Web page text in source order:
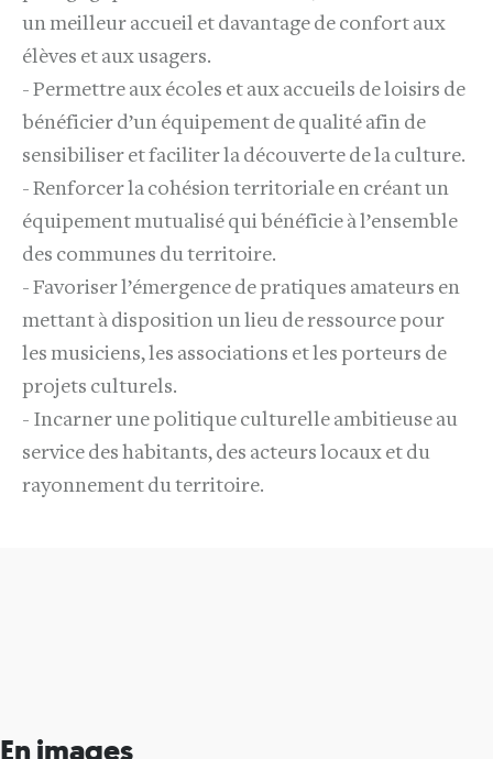
un meilleur accueil et davantage de confort aux
élèves et aux usagers.
- Permettre aux écoles et aux accueils de loisirs de
bénéficier d’un équipement de qualité afin de
sensibiliser et faciliter la découverte de la culture.
- Renforcer la cohésion territoriale en créant un
équipement mutualisé qui bénéficie à l’ensemble
des communes du territoire.
- Favoriser l’émergence de pratiques amateurs en
mettant à disposition un lieu de ressource pour
les musiciens, les associations et les porteurs de
projets culturels.
- Incarner une politique culturelle ambitieuse au
service des habitants, des acteurs locaux et du
rayonnement du territoire.